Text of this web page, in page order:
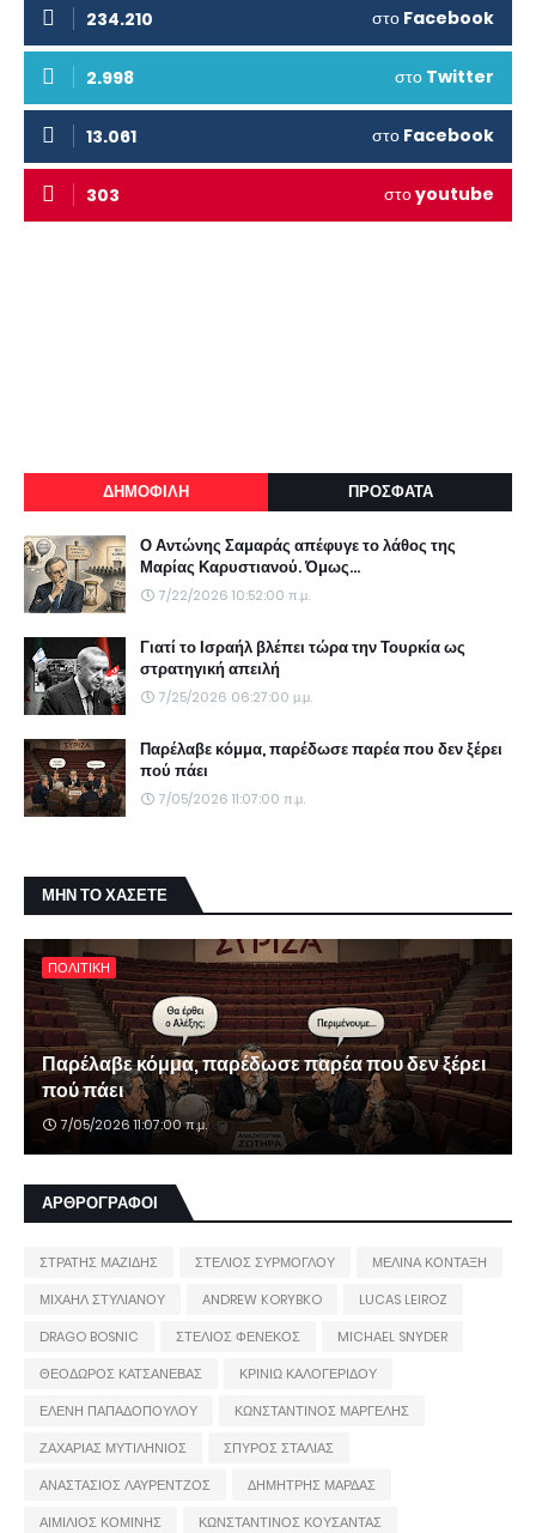
234.210 στο Facebook
2.998 στο Twitter
13.061 στο Facebook
303 στοyoutube
ΔΗΜΟΦΙΛΗ ΠΡΟΣΦΑΤΑ
Ο Αντώνης Σαμαράς απέφυγε το λάθος της
Μαρίας Καρυστιανού. Όμως...
7/22/2026 10:52:00 π.μ.
Γιατί το Ισραήλ βλέπει τώρα την Τουρκία ως
στρατηγική απειλή
7/25/2026 06:27:00 μ.μ.
Παρέλαβε κόμμα, παρέδωσε παρέα που δεν ξέρει
πού πάει
7/05/2026 11:07:00 π.μ.
ΜΗΝ ΤΟ ΧΑΣΕΤΕ
ΠΟΛΙΤΙΚΗ
Παρέλαβε κόμμα, παρέδωσε παρέα που δεν ξέρει
πού πάει
7/05/2026 11:07:00 π.μ.
ΑΡΘΡΟΓΡΑΦΟΙ
ΣΤΡΑΤΗΣ ΜΑΖΙΔΗΣ ΣΤΕΛΙΟΣ ΣΥΡΜΟΓΛΟΥ
ΜΕΛΙΝΑ ΚΟΝΤΑΞΗ
ΜΙΧΑΗΛ ΣΤΥΛΙΑΝΟΥ
ANDREW KORYBKO
LUCAS LEIROZ
DRAGO BOSNIC
ΣΤΕΛΙΟΣ ΦΕΝΕΚΟΣ
MICHAEL SNYDER
ΘΕΟΔΩΡΟΣ ΚΑΤΣΑΝΕΒΑΣ
ΚΡΙΝΙΩ ΚΑΛΟΓΕΡΙΔΟΥ
ΕΛΕΝΗ ΠΑΠΑΔΟΠΟΥΛΟΥ
ΚΩΝΣΤΑΝΤΙΝΟΣ ΜΑΡΓΕΛΗΣ
ΖΑΧΑΡΙΑΣ ΜΥΤΙΛΗΝΙΟΣ
ΣΠΥΡΟΣ ΣΤΑΛΙΑΣ
ΑΝΑΣΤΑΣΙΟΣ ΛΑΥΡΕΝΤΖΟΣ
ΔΗΜΗΤΡΗΣ ΜΑΡΔΑΣ
ΑΙΜΙΛΙΟΣ ΚΟΜΙΝΗΣ
ΚΩΝΣΤΑΝΤΙΝΟΣ ΚΟΥΣΑΝΤΑΣ